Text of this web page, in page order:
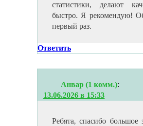
статистики, делают
быстро. Я рекомендую!
первый раз.
Ответить
Анвар (1 комм.):
13.06.2026 в 15:33
Ребята, спасибо